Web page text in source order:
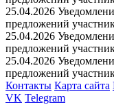
25.04.2026
предложений
25.04.2026
предложений
25.04.2026
предложений
Контакты Карта сайта
VK Telegram